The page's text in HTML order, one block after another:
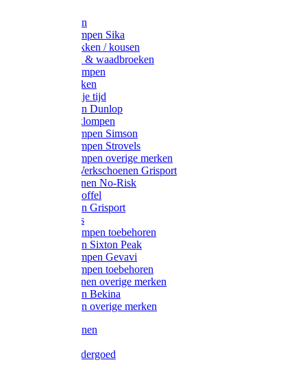
Werksokken
Schoenklompen Sika
Thermo sokken / kousen
Lieslaarzen & waadbroeken
Houten klompen
Wandelsokken
Laarzen vrije tijd
Werklaarzen Dunlop
Kunststof klompen
Schoenklompen Simson
Schoenklompen Strovels
Schoenklompen overige merken
Wandel-/ Werkschoenen Grisport
Werkschoenen No-Risk
Klomppantoffel
Werklaarzen Grisport
Accessoires
Houten klompen toebehoren
Werklaarzen Sixton Peak
Schoenklompen Gevavi
Schoenklompen toebehoren
Werkschoenen overige merken
Werklaarzen Bekina
Werklaarzen overige merken
Handschoenen
Thermo ondergoed